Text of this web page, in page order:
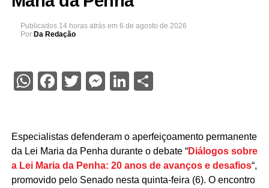
Publicados 14 horas atrás em 6 de agosto de 2026
Por Da Redação
WhatsApp
Facebook
Twitter
Messenger
LinkedIn
Share
Especialistas defenderam o aperfeiçoamento permanente
da Lei Maria da Penha durante o debate “Diálogos sobre
a Lei Maria da Penha: 20 anos de avanços e desafios“,
promovido pelo Senado nesta quinta-feira (6). O encontro